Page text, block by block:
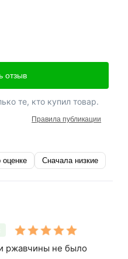
оценке Сначала низкие
ржавчины не было
отзыв
те, кто купил товар.
Правила публикации